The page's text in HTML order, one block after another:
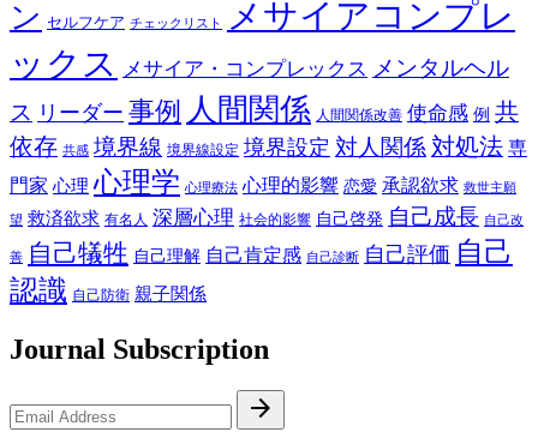
ン セルフケア チェックリスト
メサイアコンプレ
ックス
メサイア・コンプレックス メンタルヘル
ス リーダー 事例 人間関係 人間関係改善 使命感 例 共
依存 共感 境界線 境界線設定 境界設定 対人関係 対処法 専
門家 心理 心理学 心理療法 心理的影響 恋愛 承認欲求 救世主願
望 救済欲求 有名人 深層心理 社会的影響 自己啓発 自己成長 自己改
善 自己犠牲 自己理解 自己肯定感 自己診断 自己評価 自己
認識 自己防衛 親子関係
Journal Subscription
Address
arrow_forward